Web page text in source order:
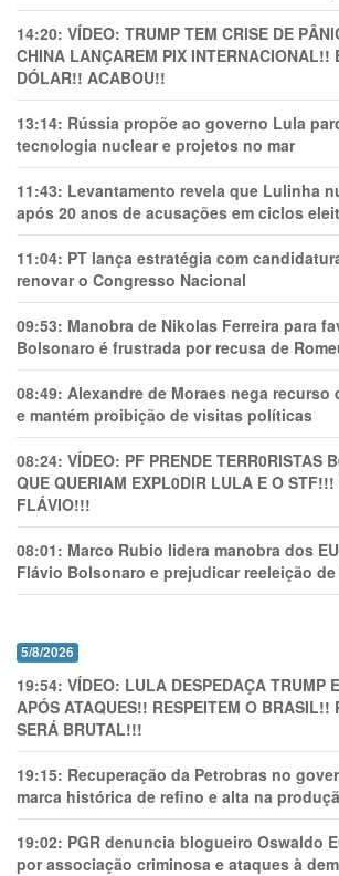
14:20: VÍDEO: TRUMP TEM CRlSE DE
CHINA LANÇAREM PIX INTERNACIONAL!!
DÓLAR!! ACABOU!!
13:14: Rússia propõe ao governo Lula
tecnologia nuclear e projetos no mar
11:43: Levantamento revela que Lulinha
após 20 anos de acusações em ciclos
11:04: PT lança estratégia com
renovar o Congresso Nacional
09:53: Manobra de Nikolas Ferreira para
Bolsonaro é frustrada por recusa de
08:49: Alexandre de Moraes nega recurso
e mantém proibição de visitas políticas
08:24: VÍDEO: PF PRENDE TERR0RlSTAS
QUE QUERIAM EXPL0DlR LULA E O
FLÁVIO!!!
08:01: Marco Rubio lidera manobra dos
Flávio Bolsonaro e prejudicar reeleição
5/8/2026
19:54: VÍDEO: LULA DESPEDAÇA TRUMP
APÓS ATAQUES!! RESPEITEM O BRASIL!!
SERÁ BRUTAL!!!
19:15: Recuperação da Petrobras no
marca histórica de refino e alta na
19:02: PGR denuncia blogueiro Oswaldo
por associação criminosa e ataques à